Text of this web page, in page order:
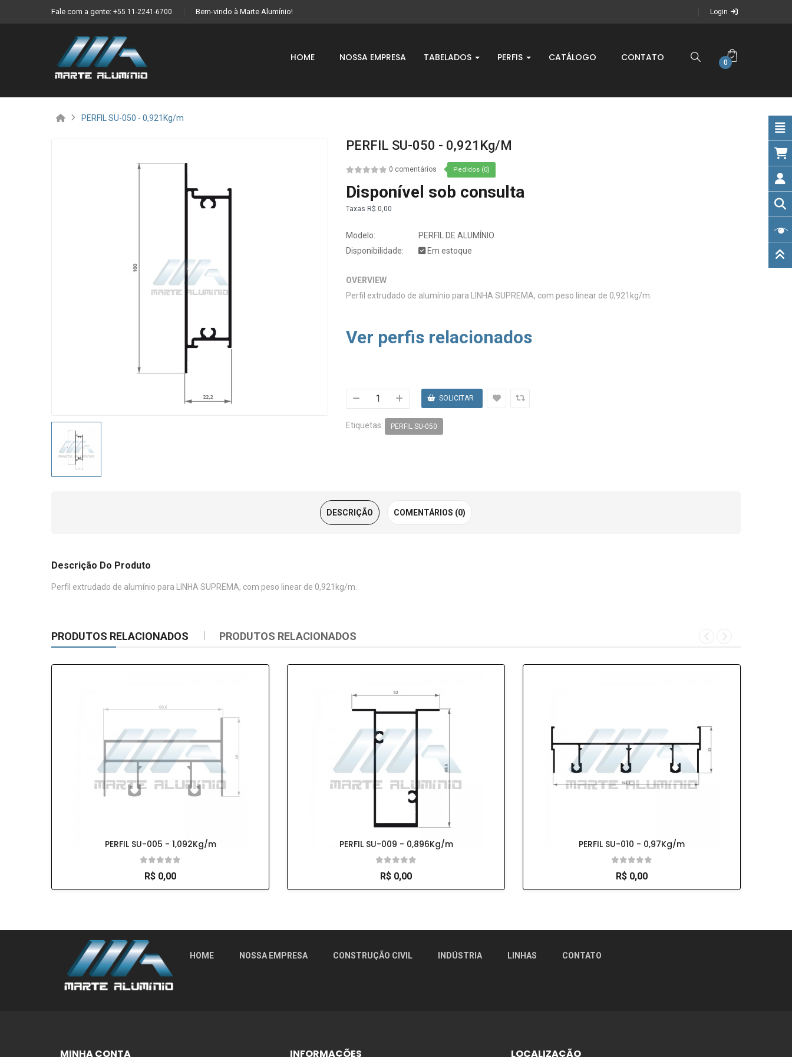
Fale com a gente: +55 11-2241-6700 Bem-vindo à Marte Alumínio! Login
HOME NOSSA EMPRESA TABELADOS PERFIS CATÁLOGO CONTATO 0
PERFIL SU-050 - 0,921Kg/m
PERFIL SU-050 - 0,921Kg/m
0 comentários Pedidos (0)
Disponível sob consulta
Taxas R$ 0,00
Modelo:
PERFIL DE ALUMÍNIO
Disponibilidade:
Em estoque
OVERVIEW
Perfil extrudado de alumínio para LINHA SUPREMA, com peso linear de 0,921kg/m.
Ver perfis relacionados
Etiquetas: PERFIL SU-050
DESCRIÇÃO COMENTÁRIOS (0)
Descrição Do Produto
Perfil extrudado de alumínio para LINHA SUPREMA, com peso linear de 0,921kg/m.
PRODUTOS RELACIONADOS PRODUTOS RELACIONADOS
PERFIL SU-005 - 1,092Kg/m
R$ 0,00
PERFIL SU-009 - 0,896Kg/m
R$ 0,00
PERFIL SU-010 - 0,97Kg/m
R$ 0,00
HOME NOSSA EMPRESA CONSTRUÇÃO CIVIL INDÚSTRIA LINHAS CONTATO
MINHA CONTA INFORMAÇÕES LOCALIZAÇÃO